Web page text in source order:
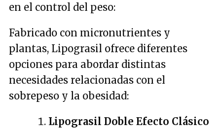
en el control del peso:
Fabricado con micronutrientes y
plantas, Lipograsil ofrece diferentes
opciones para abordar distintas
necesidades relacionadas con el
sobrepeso y la obesidad:
Lipograsil Doble Efecto Clásico